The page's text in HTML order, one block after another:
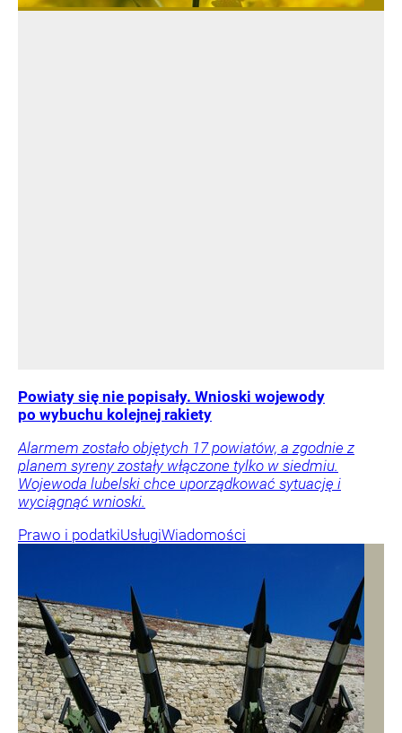
Powiaty się nie popisały. Wnioski wojewody
po wybuchu kolejnej rakiety
Alarmem zostało objętych 17 powiatów, a zgodnie z
planem syreny zostały włączone tylko w siedmiu.
Wojewoda lubelski chce uporządkować sytuację i
wyciągnąć wnioski.
Prawo i podatkiUsługiWiadomości